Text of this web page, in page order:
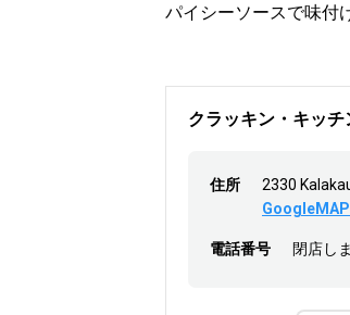
パイシーソースで味付
クラッキン・キッチ
住所
2330
電話番号 閉店し